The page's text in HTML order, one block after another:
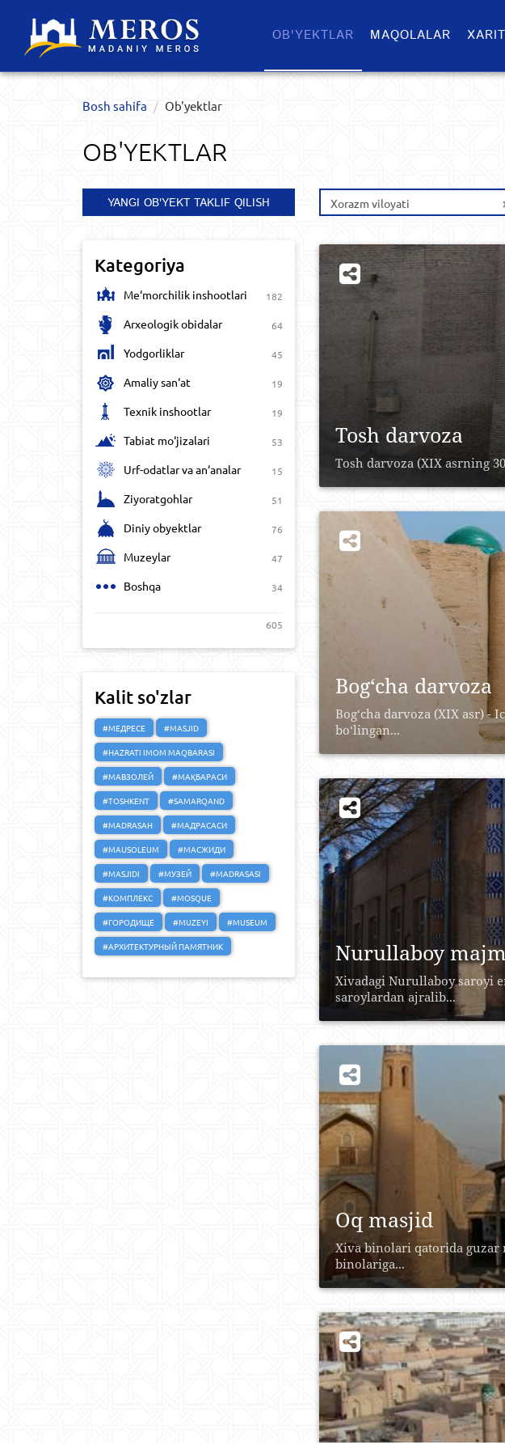
OB'YEKTLAR​ MAQOLALAR
Bosh sahifa Ob'yektlar​
OB'YEKTLAR​
YANGI OB'YEKT TAKLIF QILISH
Kategoriya
Me‘morchilik inshootlari 182
Arxeologik obidalar 64
Yodgorliklar 45
Amaliy san‘at 19
Texnik inshootlar 19
Tabiat mo‘jizalari 53
Urf-odatlar va an‘analar 15
Ziyoratgohlar 51
Diniy obyektlar 76
Muzeylar 47
Boshqa 34
605
Kalit so'zlar
#МЕДРЕСЕ
#MASJID
#HAZRATI IMOM MAQBARASI
#МАВЗОЛЕЙ
#МАҚБАРАСИ
#TOSHKENT
#SAMARQAND
#MADRASAH
#МАДРАСАСИ
#MAUSOLEUM
#МАСЖИДИ
#MASJIDI
#МУЗЕЙ
#MADRASASI
#КОМПЛЕКС
#MOSQUE
#ГОРОДИЩЕ
#MUZEYI
#MUSEUM
#АРХИТЕКТУРНЫЙ ПАМЯТНИК
Xorazm viloyati
Tosh darvoza
Tosh darvoza (XIX asrning
Bog‘cha darvoza
Bog‘cha darvoza (XIX asr) -
bo‘lingan...
Nurullaboy
Xivadagi Nurullaboy saroyi
saroylardan ajralib...
Oq masjid
Xiva binolari qatorida
binolariga...